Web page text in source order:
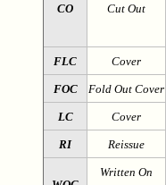
CO Cut Out
FLC Cover
FOC Fold Out Cover
LC Cover
RI Reissue
Written On